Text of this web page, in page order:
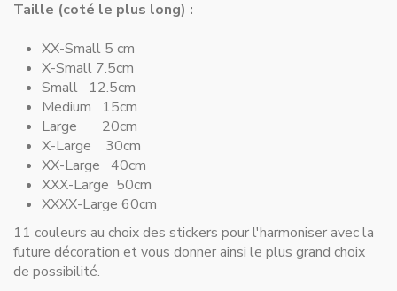
Taille (coté le plus long) :
XX-Small 5 cm
X-Small 7.5cm
Small 12.5cm
Medium 15cm
Large 20cm
X-Large 30cm
XX-Large 40cm
XXX-Large 50cm
XXXX-Large 60cm
11 couleurs au choix des stickers pour l'harmoniser avec la
future décoration et vous donner ainsi le plus grand choix
de possibilité.